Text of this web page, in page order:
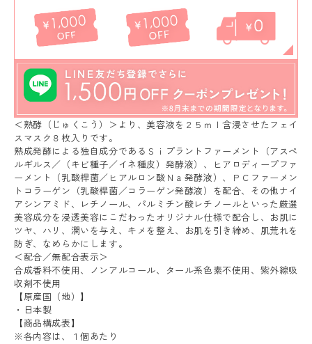
＜熟酵（じゅくこう）＞より、美容液を２５ｍｌ含浸させたフェイ
スマスク８枚入りです。
熟成発酵による独自成分であるＳｉプラントファーメント（アスペ
ルギルス／（キビ種子／イネ種皮）発酵液）、ヒアロディープファ
ーメント（乳酸桿菌／ヒアルロン酸Ｎａ発酵液）、ＰＣファーメン
トコラーゲン（乳酸桿菌／コラーゲン発酵液）を配合、その他ナイ
アシンアミド、レチノール、パルミチン酸レチノールといった厳選
美容成分を浸透美容にこだわったオリジナル仕様で配合し、お肌に
ツヤ、ハリ、潤いを与え、キメを整え、お肌を引き締め、肌荒れを
防ぎ、なめらかにします。
＜配合／無配合表示＞
合成香料不使用、ノンアルコール、タール系色素不使用、紫外線吸
収剤不使用
【原産国（地）】
・日本製
【商品構成表】
※各内容は、１個あたり